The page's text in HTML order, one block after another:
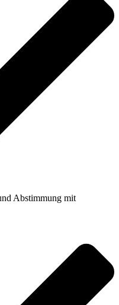
Abstimmung mit